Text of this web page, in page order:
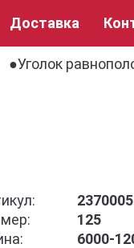
Доставка
Уголок
125
6000-